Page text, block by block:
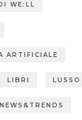
WE:LL
ARTIFICIALE
LIBRI LUSSO
NEWS&TRENDS